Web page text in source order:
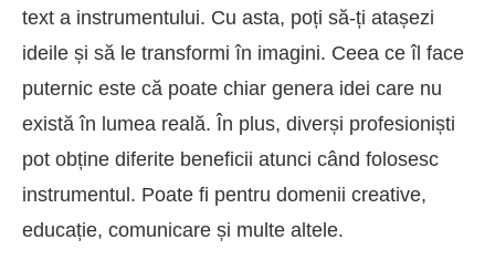
text a instrumentului. Cu asta, poți să-ți atașezi
ideile și să le transformi în imagini. Ceea ce îl face
puternic este că poate chiar genera idei care nu
există în lumea reală. În plus, diverși profesioniști
pot obține diferite beneficii atunci când folosesc
instrumentul. Poate fi pentru domenii creative,
educație, comunicare și multe altele.